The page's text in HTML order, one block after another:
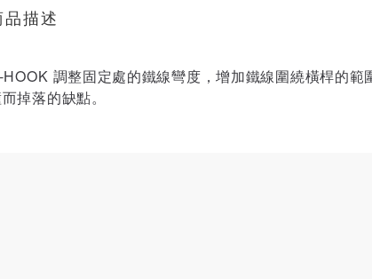
品描述
HOOK 調整固定處的鐵線彎度，增加鐵線圍繞橫桿的
掉落的缺點。